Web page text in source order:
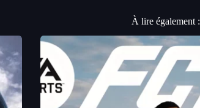
À lire également :